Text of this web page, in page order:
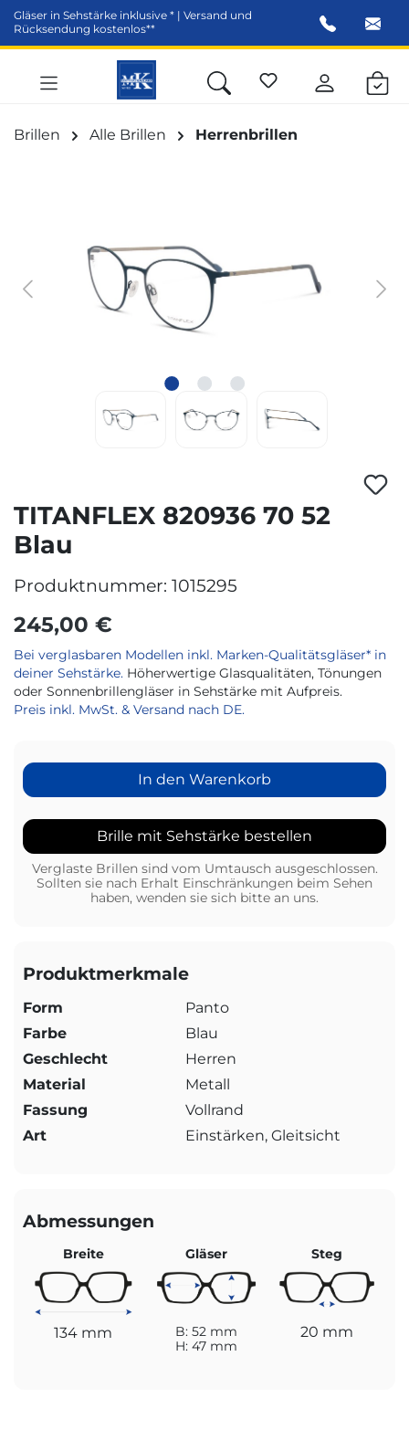
springen
Gläser in Sehstärke inklusive * | Versand und
Rücksendung kostenlos**
Brillen Alle Brillen Herrenbrillen
TITANFLEX 820936 70 52
Blau
Produktnummer: 1015295
245,00 €
Bei verglasbaren Modellen inkl. Marken-Qualitätsgläser* in
deiner Sehstärke. Höherwertige Glasqualitäten, Tönungen
oder Sonnenbrillengläser in Sehstärke mit Aufpreis.
Preis inkl. MwSt. & Versand nach DE.
In den Warenkorb
Brille mit Sehstärke bestellen
Verglaste Brillen sind vom Umtausch ausgeschlossen.
Sollten sie nach Erhalt Einschränkungen beim Sehen
haben, wenden sie sich bitte an uns.
Produktmerkmale
Form
Panto
Farbe
Blau
Geschlecht
Herren
Material
Metall
Fassung
Vollrand
Art
Einstärken, Gleitsicht
Abmessungen
Breite
134 mm
Gläser
B: 52 mm
H: 47 mm
Steg
20 mm